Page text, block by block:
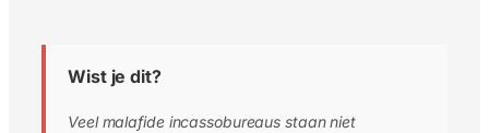
Wist je dit?
Veel malafide incassobureaus staan niet